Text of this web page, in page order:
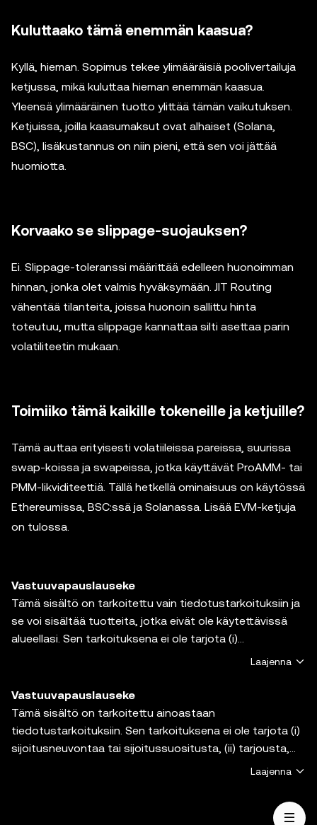
Kuluttaako tämä enemmän kaasua?
Kyllä, hieman. Sopimus tekee ylimääräisiä poolivertailuja
ketjussa, mikä kuluttaa hieman enemmän kaasua.
Yleensä ylimääräinen tuotto ylittää tämän vaikutuksen.
Ketjuissa, joilla kaasumaksut ovat alhaiset (Solana,
BSC), lisäkustannus on niin pieni, että sen voi jättää
huomiotta.
Korvaako se slippage-suojauksen?
Ei. Slippage-toleranssi määrittää edelleen huonoimman
hinnan, jonka olet valmis hyväksymään. JIT Routing
vähentää tilanteita, joissa huonoin sallittu hinta
toteutuu, mutta slippage kannattaa silti asettaa parin
volatiliteetin mukaan.
Toimiiko tämä kaikille tokeneille ja ketjuille?
Tämä auttaa erityisesti volatiileissa pareissa, suurissa
swap-koissa ja swapeissa, jotka käyttävät ProAMM- tai
PMM-likviditeettiä. Tällä hetkellä ominaisuus on käytössä
Ethereumissa, BSC:ssä ja Solanassa. Lisää EVM-ketjuja
on tulossa.
Vastuuvapauslauseke
Tämä sisältö on tarkoitettu vain tiedotustarkoituksiin ja
se voi sisältää tuotteita, jotka eivät ole käytettävissä
alueellasi. Sen tarkoituksena ei ole tarjota (i)
sijoitusneuvontaa tai sijoitussuositusta, (ii) tarjousta tai
krypto-/digitaalisia varoja tai (iii) taloudellista,
kirjanpidollista, oikeudellista tai veroperusteista
neuvontaa. Krypto-/digitaalisiin varoihin, kuten
vakaakolikkoihin ja NFT:ihin, liittyy suuri riski, ja niiden arvo
yhteyttä laki-/vero-/sijoitusalan ammattilaiseen, jos
Laajenna
Vastuuvapauslauseke
Tämä sisältö on tarkoitettu ainoastaan
tiedotustarkoituksiin. Sen tarkoituksena ei ole tarjota (i)
sijoitusneuvontaa tai sijoitussuositusta, (ii) tarjousta,
kehotusta tai kannustusta ostaa, myydä tai pitääLaajenna